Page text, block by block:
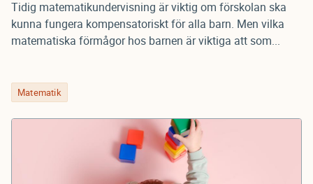
Tidig matematikundervisning är viktig om förskolan ska
kunna fungera kompensatoriskt för alla barn. Men vilka
matematiska förmågor hos barnen är viktiga att som...
Matematik